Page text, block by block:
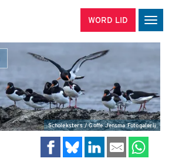
WORD LID
Scholeksters / Goffe Jensma Fotogalerij